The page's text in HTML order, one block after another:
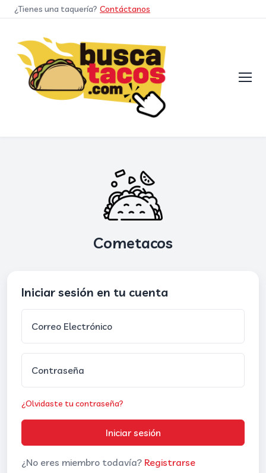
¿Tienes una taquería? Contáctanos
Cometacos
Iniciar sesión en tu cuenta
Correo Electrónico
Contraseña
¿Olvidaste tu contraseña?
Iniciar sesión
¿No eres miembro todavía? Registrarse